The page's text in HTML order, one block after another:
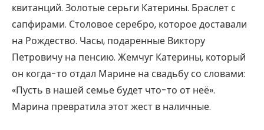
квитанций. Золотые серьги Катерины. Браслет с
сапфирами. Столовое серебро, которое доставали
на Рождество. Часы, подаренные Виктору
Петровичу на пенсию. Жемчуг Катерины, который
он когда-то отдал Марине на свадьбу со словами:
«Пусть в нашей семье будет что-то от неё».
Марина превратила этот жест в наличные.